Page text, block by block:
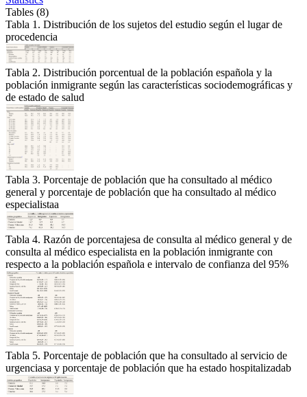
Tables (8)
Tabla 1. Distribución de los sujetos del estudio según el lugar de
procedencia
Tabla 2. Distribución porcentual de la población española y la
población inmigrante según las características sociodemográficas y
de estado de salud
Tabla 3. Porcentaje de población que ha consultado al médico
general y porcentaje de población que ha consultado al médico
especialistaa
Tabla 4. Razón de porcentajesa de consulta al médico general y de
consulta al médico especialista en la población inmigrante con
respecto a la población española e intervalo de confianza del 95%
Tabla 5. Porcentaje de población que ha consultado al servicio de
urgenciasa y porcentaje de población que ha estado hospitalizadab